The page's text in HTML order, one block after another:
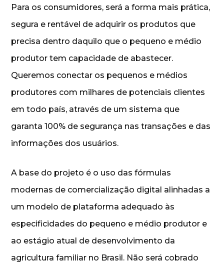
Para os consumidores, será a forma mais prática,
segura e rentável de adquirir os produtos que
precisa dentro daquilo que o pequeno e médio
produtor tem capacidade de abastecer.
Queremos conectar os pequenos e médios
produtores com milhares de potenciais clientes
em todo país, através de um sistema que
garanta 100% de segurança nas transações e das
informações dos usuários.
A base do projeto é o uso das fórmulas
modernas de comercialização digital alinhadas a
um modelo de plataforma adequado às
especificidades do pequeno e médio produtor e
ao estágio atual de desenvolvimento da
agricultura familiar no Brasil. Não será cobrado